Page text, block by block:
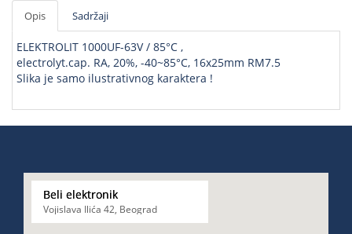
Opis Sadržaji
ELEKTROLIT 1000UF-63V / 85°C ,
electrolyt.cap. RA, 20%, -40~85°C, 16x25mm RM7.5
Slika je samo ilustrativnog karaktera !
Beli elektronik
Vojislava Ilića 42, Beograd